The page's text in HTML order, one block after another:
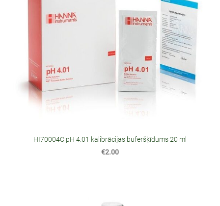
HI70004C pH 4.01 kalibrācijas buferšķīdums 20 ml
€2.00